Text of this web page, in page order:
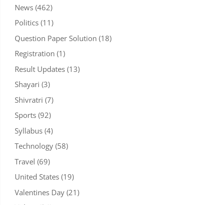
News(462)
Politics(11)
Question Paper Solution (18)
Registration (1)
Result Updates(13)
Shayari (3)
Shivratri (7)
Sports(92)
Syllabus(4)
Technology(58)
Travel (69)
United States(19)
Valentines Day(21)